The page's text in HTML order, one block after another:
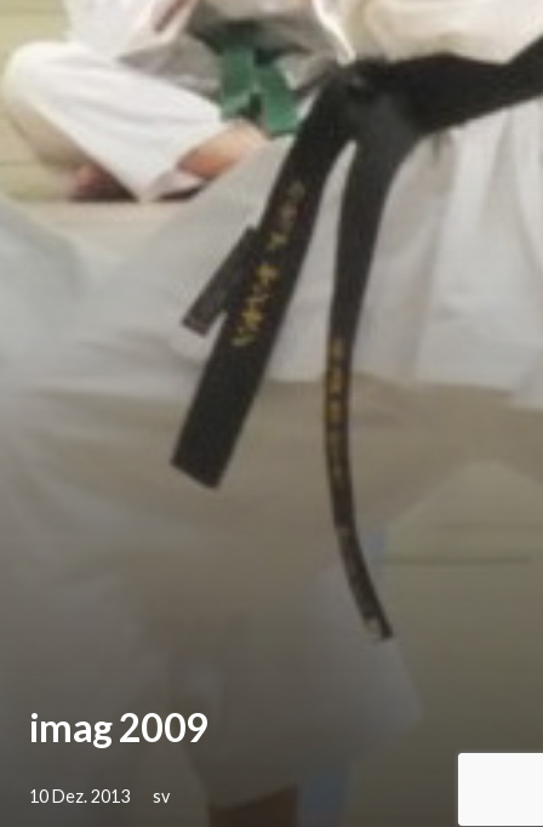
imag 2009
10 Dez. 2013 sv